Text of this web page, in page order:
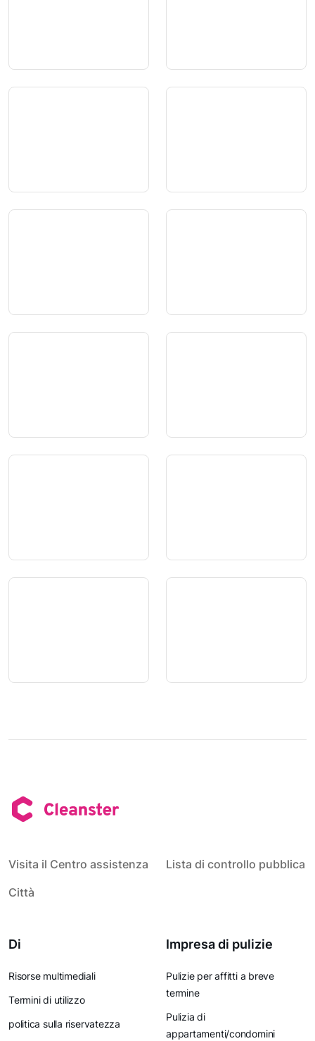
Visita il Centro assistenza
Lista di controllo pubblica
Città
Di
Risorse multimediali
Termini di utilizzo
politica sulla riservatezza
Impresa di pulizie
Pulizie per affitti a breve
termine
Pulizia di
appartamenti/condomini